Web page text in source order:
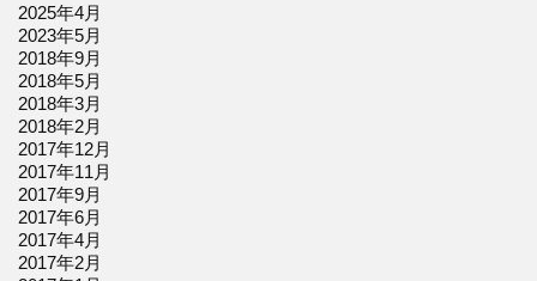
2025年4月
2023年5月
2018年9月
2018年5月
2018年3月
2018年2月
2017年12月
2017年11月
2017年9月
2017年6月
2017年4月
2017年2月